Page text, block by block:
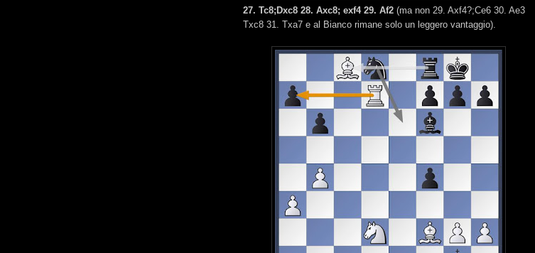
27. Tc8;Dxc8 28. Axc8; exf4 29. Af2 (ma non 29. Axf4?;Ce6 30. Ae3
Txc8 31. Txa7 e al Bianco rimane solo un leggero vantaggio).